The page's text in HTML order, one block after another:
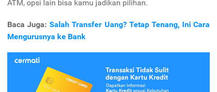
ATM, opsi lain bisa kamu jadikan pilihan.
Baca Juga:Salah Transfer Uang? Tetap Tenang, Ini Cara
Mengurusnya ke Bank